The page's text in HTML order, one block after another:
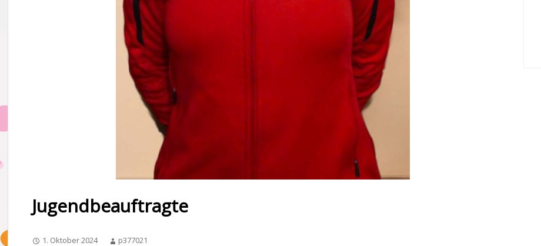
Jugendbeauftragte
1. Oktober 2024 p377021